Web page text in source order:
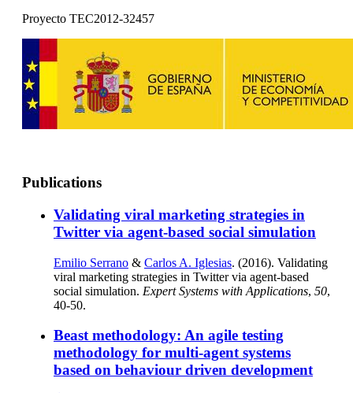
Proyecto TEC2012-32457
Publications
Validating viral marketing strategies in
Twitter via agent-based social simulation
Emilio Serrano & Carlos A. Iglesias. (2016). Validating
viral marketing strategies in Twitter via agent-based
social simulation. Expert Systems with Applications, 50,
40-50.
Beast methodology: An agile testing
methodology for multi-agent systems
based on behaviour driven development